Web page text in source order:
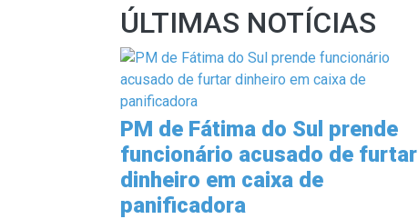
ÚLTIMAS NOTÍCIAS
PM de Fátima do Sul prende
funcionário acusado de furtar
dinheiro em caixa de
panificadora